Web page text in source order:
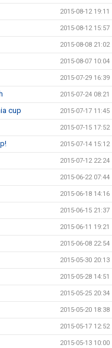
2015-08-12 19:11
2015-08-12 15:57
2015-08-08 21:02
2015-08-07 10:04
2015-07-29 16:39
2015-07-24 08:21
cup 2015-07-17 11:45
2015-07-15 17:52
2015-07-14 15:12
2015-07-12 22:24
2015-06-22 07:44
2015-06-18 14:16
2015-06-15 21:37
2015-06-11 19:21
2015-06-08 22:54
2015-05-30 20:13
2015-05-28 14:51
2015-05-25 20:34
2015-05-20 18:38
2015-05-17 12:52
2015-05-13 10:00